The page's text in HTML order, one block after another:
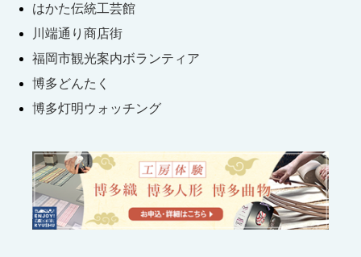
はかた伝統工芸館
川端通り商店街
福岡市観光案内ボランティア
博多どんたく
博多灯明ウォッチング